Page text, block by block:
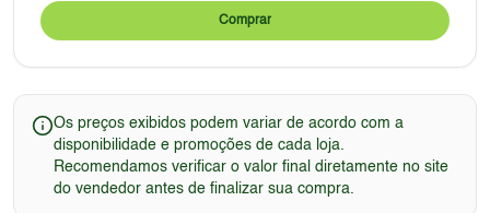
Comprar
Os preços exibidos podem variar de acordo com a
disponibilidade e promoções de cada loja.
Recomendamos verificar o valor final diretamente no site
do vendedor antes de finalizar sua compra.